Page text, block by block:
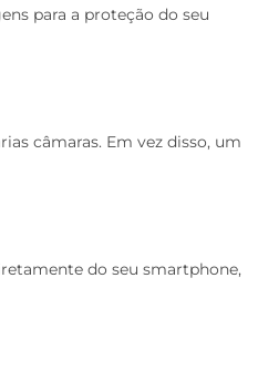
para a proteção do seu
câmaras. Em vez disso, um
do seu smartphone,